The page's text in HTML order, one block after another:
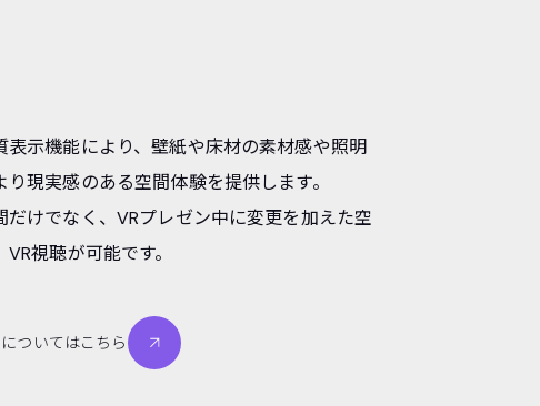
表示機能により、壁紙や床材の素材感や照明
現実感のある空間体験を提供します。
だけでなく、VRプレゼン中に変更を加えた空
視聴が可能です。
ついてはこちら